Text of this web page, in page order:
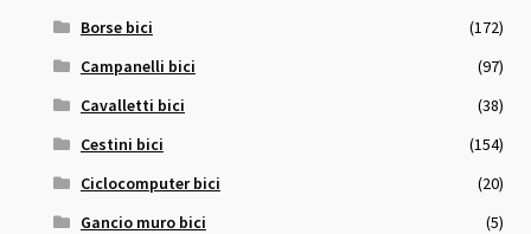
Borse bici
(172)
Campanelli bici
(97)
Cavalletti bici
(38)
Cestini bici
(154)
Ciclocomputer bici
(20)
Gancio muro bici
(5)